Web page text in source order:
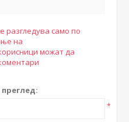
разгледува само по
на
можат да
*